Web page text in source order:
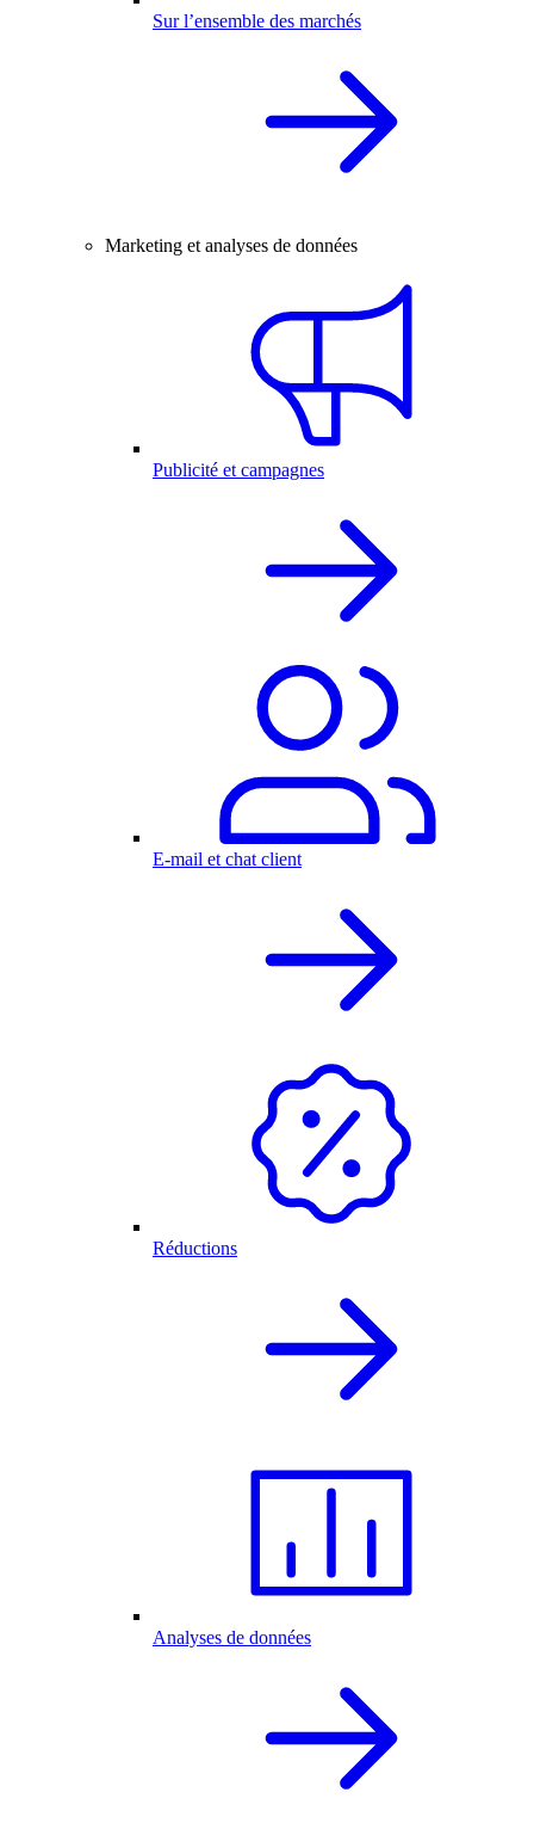
Sur l’ensemble des marchés
Marketing et analyses de données
Publicité et campagnes
E-mail et chat client
Réductions
Analyses de données